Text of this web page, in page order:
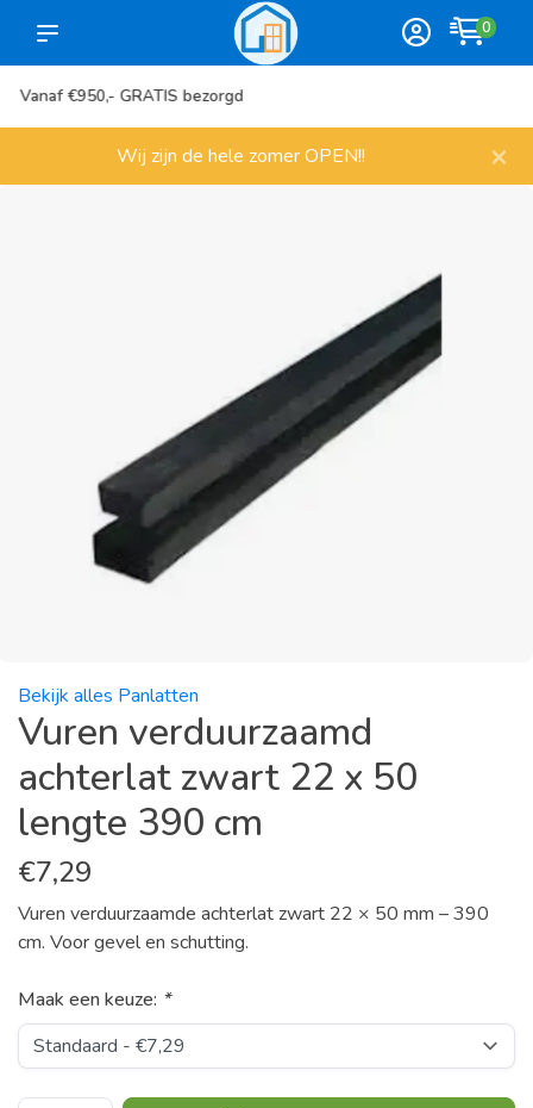
0
Meer dan 1000 artikelen
Wij zijn de hele zomer OPEN!! ×
Bekijk alles Panlatten
Vuren verduurzaamd
achterlat zwart 22 x 50
lengte 390 cm
€7,29
Vuren verduurzaamde achterlat zwart 22 × 50 mm – 390
cm. Voor gevel en schutting.
Maak een keuze: *